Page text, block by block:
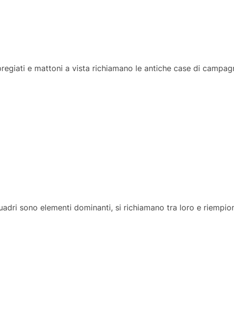
e mattoni a vista richiamano le antiche case di
sono elementi dominanti, si richiamano tra loro e